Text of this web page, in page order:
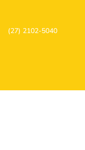
(27) 2102-5040